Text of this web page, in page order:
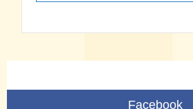
Facebook